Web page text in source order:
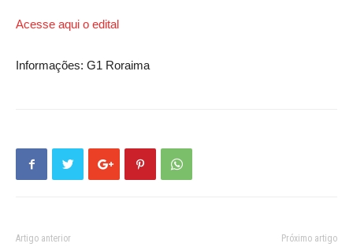
Acesse aqui o edital
Informações: G1 Roraima
Artigo anterior Próximo artigo